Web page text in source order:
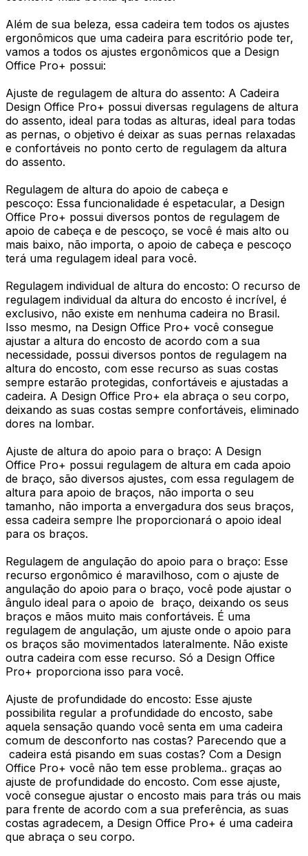
Além de sua beleza, essa cadeira tem todos os ajustes
ergonômicos que uma cadeira para escritório pode ter,
vamos a todos os ajustes ergonômicos que a Design
Office Pro+ possui:
Ajuste de regulagem de altura do assento: A Cadeira
Design Office Pro+ possui diversas regulagens de altura
do assento, ideal para todas as alturas, ideal para todas
as pernas, o objetivo é deixar as suas pernas relaxadas
e confortáveis no ponto certo de regulagem da altura
do assento.
Regulagem de altura do apoio de cabeça e
pescoço: Essa funcionalidade é espetacular, a Design
Office Pro+ possui diversos pontos de regulagem de
apoio de cabeça e de pescoço, se você é mais alto ou
mais baixo, não importa, o apoio de cabeça e pescoço
terá uma regulagem ideal para você.
Regulagem individual de altura do encosto: O recurso de
regulagem individual da altura do encosto é incrível, é
exclusivo, não existe em nenhuma cadeira no Brasil.
Isso mesmo, na Design Office Pro+ você consegue
ajustar a altura do encosto de acordo com a sua
necessidade, possui diversos pontos de regulagem na
altura do encosto, com esse recurso as suas costas
sempre estarão protegidas, confortáveis e ajustadas a
cadeira. A Design Office Pro+ ela abraça o seu corpo,
deixando as suas costas sempre confortáveis, eliminado
dores na lombar.
Ajuste de altura do apoio para o braço: A Design
Office Pro+ possui regulagem de altura em cada apoio
de braço, são diversos ajustes, com essa regulagem de
altura para apoio de braços, não importa o seu
tamanho, não importa a envergadura dos seus braços,
essa cadeira sempre lhe proporcionará o apoio ideal
para os braços.
Regulagem de angulação do apoio para o braço: Esse
recurso ergonômico é maravilhoso, com o ajuste de
angulação do apoio para o braço, você pode ajustar o
ângulo ideal para o apoio de braço, deixando os seus
braços e mãos muito mais confortáveis. É uma
regulagem de angulação, um ajuste onde o apoio para
os braços são movimentados lateralmente. Não existe
outra cadeira com esse recurso. Só a Design Office
Pro+ proporciona isso para você.
Ajuste de profundidade do encosto: Esse ajuste
possibilita regular a profundidade do encosto, sabe
aquela sensação quando você senta em uma cadeira
comum de desconforto nas costas? Parecendo que a
cadeira está pisando em suas costas? Com a Design
Office Pro+ você não tem esse problema.. graças ao
ajuste de profundidade do encosto. Com esse ajuste,
você consegue ajustar o encosto mais para trás ou mais
para frente de acordo com a sua preferência, as suas
costas agradecem, a Design Office Pro+ é uma cadeira
que abraça o seu corpo.